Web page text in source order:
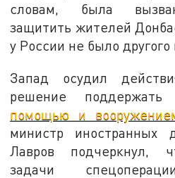
словам, была
защитить жителей
у России не было другого
Запад осудил
решение
помощью и
министр иностранных
Лавров подчеркнул,
задачи